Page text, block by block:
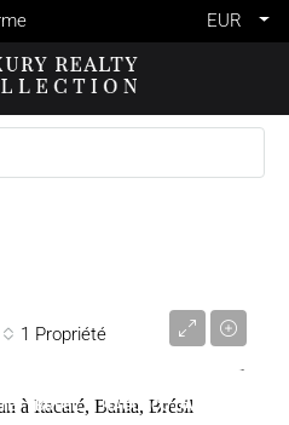
EUR
1 Propriété
BRÉSIL ITAGUAÇU DA BAHIA
à Itacaré, Bahia, Brésil